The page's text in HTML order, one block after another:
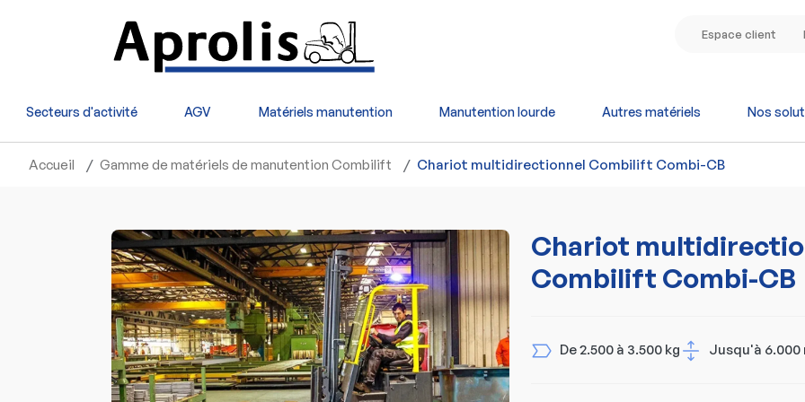
Espace client
Secteurs d'activité AGV Matériels manutention Manutention lourde Autres matériels Nos
Accueil Gamme de matériels de manutention Combilift Chariot multidirectionnel Combilift Combi-CB
Chariot
Combilift Combi-CB
De 2.500 à 3.500 kg Jusqu'à 6.000